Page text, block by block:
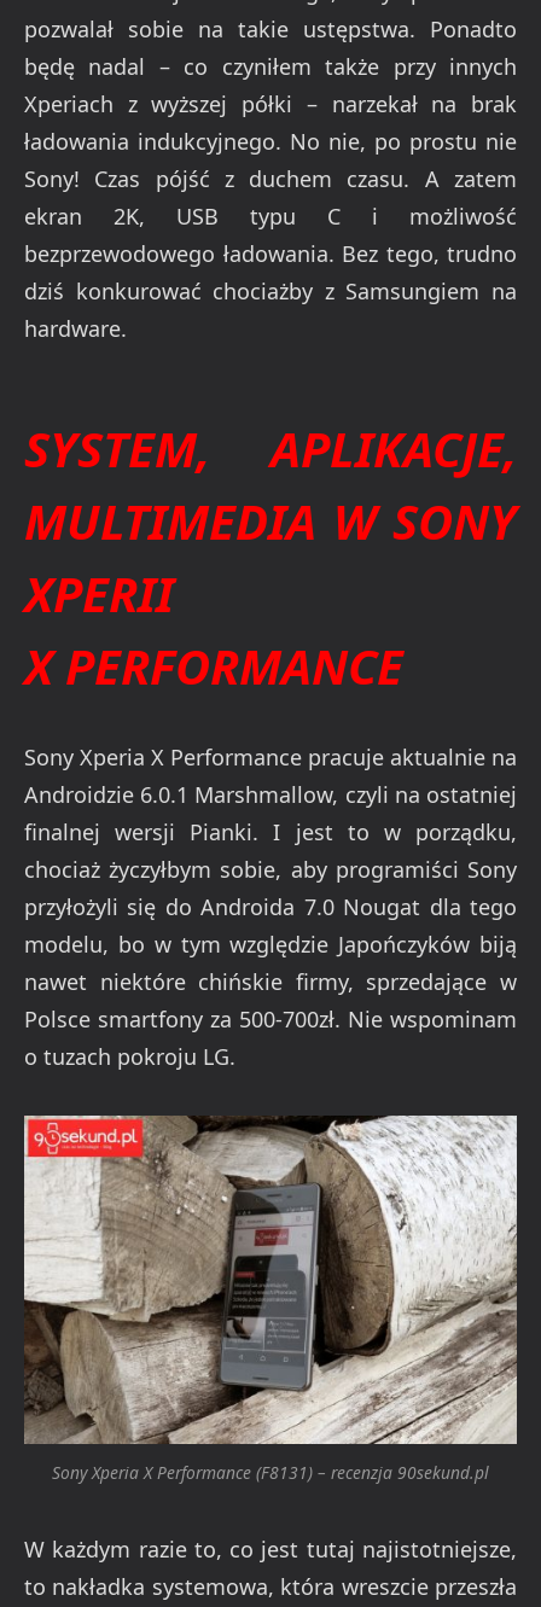
pozwalał sobie na takie ustępstwa. Ponadto
będę nadal – co czyniłem także przy innych
Xperiach z wyższej półki – narzekał na brak
ładowania indukcyjnego. No nie, po prostu nie
Sony! Czas pójść z duchem czasu. A zatem
ekran 2K, USB typu C i możliwość
bezprzewodowego ładowania. Bez tego, trudno
dziś konkurować chociażby z Samsungiem na
hardware.
SYSTEM, APLIKACJE,
MULTIMEDIA W SONY
XPERII
XPERFORMANCE
Sony Xperia X Performance pracuje aktualnie na
Androidzie 6.0.1 Marshmallow, czyli na ostatniej
finalnej wersji Pianki. I jest to w porządku,
chociaż życzyłbym sobie, aby programiści Sony
przyłożyli się do Androida 7.0 Nougat dla tego
modelu, bo w tym względzie Japończyków biją
nawet niektóre chińskie firmy, sprzedające w
Polsce smartfony za 500-700zł. Nie wspominam
o tuzach pokroju LG.
Sony Xperia X Performance (F8131) – recenzja 90sekund.pl
W każdym razie to, co jest tutaj najistotniejsze,
to nakładka systemowa, która wreszcie przeszła